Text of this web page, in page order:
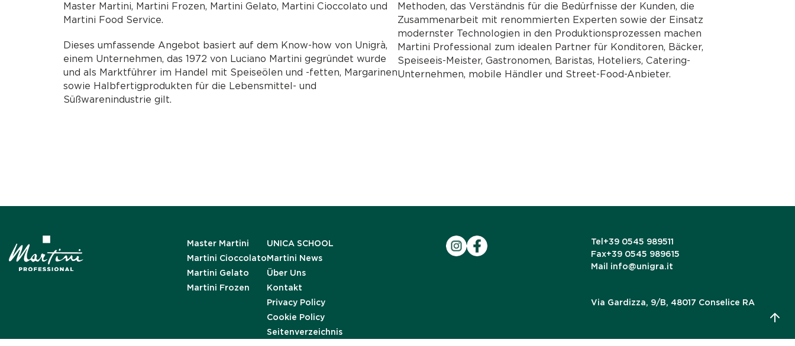
Master Martini, Martini Frozen, Martini Gelato, Martini Cioccolato und
Martini Food Service.
Dieses umfassende Angebot basiert auf dem Know-how von Unigrà,
einem Unternehmen, das 1972 von Luciano Martini gegründet wurde
und als Marktführer im Handel mit Speiseölen und -fetten, Margarinen
sowie Halbfertigprodukten für die Lebensmittel- und
Süßwarenindustrie gilt.
Methoden, das Verständnis für die Bedürfnisse der Kunden, die
Zusammenarbeit mit renommierten Experten sowie der Einsatz
modernster Technologien in den Produktionsprozessen machen
Martini Professional zum idealen Partner für Konditoren, Bäcker,
Speiseeis-Meister, Gastronomen, Baristas, Hoteliers, Catering-
Unternehmen, mobile Händler und Street-Food-Anbieter.
Master Martini
Martini Cioccolato
Martini Gelato
Martini Frozen
UNICA SCHOOL
Martini News
Über Uns
Kontakt
Privacy Policy
Cookie Policy
Seitenverzeichnis
Tel +39 0545 989511
Fax+39 0545 989615
Mail info@unigra.it
Via Gardizza, 9/B, 48017 Conselice RA